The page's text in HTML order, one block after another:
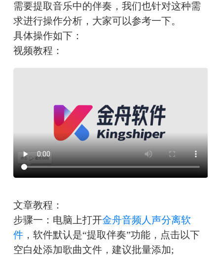
需要提取音乐中的伴奏，我们也针对这种需
求进行操作分析，大家可以参考一下。
具体操作如下：
视频教程：
文章教程：
步骤一：电脑上打开金舟音频人声分离软
件，软件默认是“提取伴奏”功能，点击以下
空白处添加歌曲文件，建议批量添加;